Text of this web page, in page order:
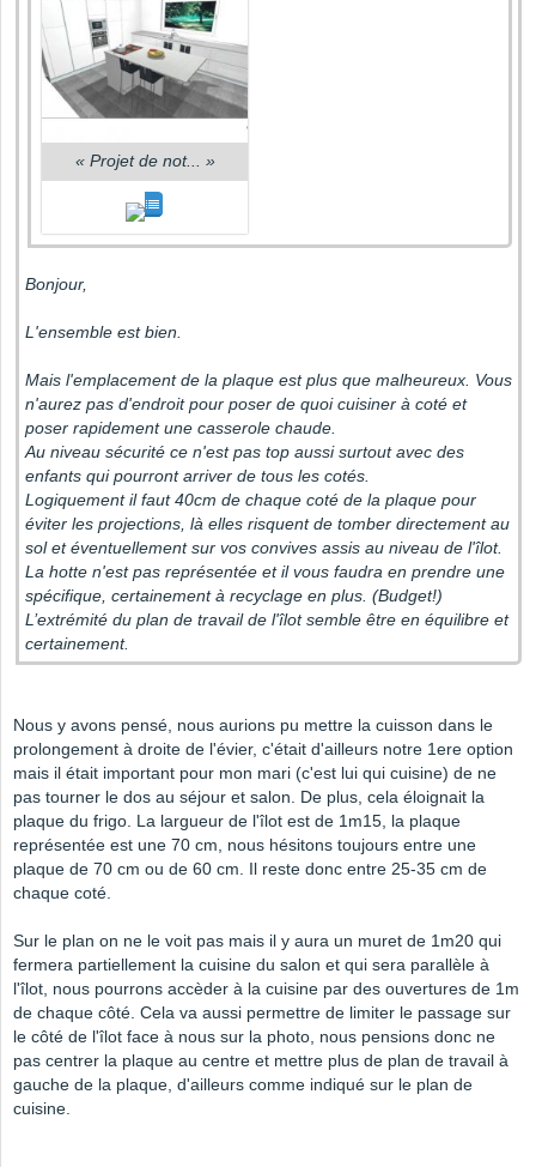
« Projet de not... »
Bonjour,
L'ensemble est bien.
Mais l'emplacement de la plaque est plus que malheureux. Vous
n'aurez pas d'endroit pour poser de quoi cuisiner à coté et
poser rapidement une casserole chaude.
Au niveau sécurité ce n'est pas top aussi surtout avec des
enfants qui pourront arriver de tous les cotés.
Logiquement il faut 40cm de chaque coté de la plaque pour
éviter les projections, là elles risquent de tomber directement au
sol et éventuellement sur vos convives assis au niveau de l'îlot.
La hotte n'est pas représentée et il vous faudra en prendre une
spécifique, certainement à recyclage en plus. (Budget!)
L’extrémité du plan de travail de l'îlot semble être en équilibre et
certainement.
Nous y avons pensé, nous aurions pu mettre la cuisson dans le
prolongement à droite de l'évier, c'était d'ailleurs notre 1ere option
mais il était important pour mon mari (c'est lui qui cuisine) de ne
pas tourner le dos au séjour et salon. De plus, cela éloignait la
plaque du frigo. La largueur de l'îlot est de 1m15, la plaque
représentée est une 70 cm, nous hésitons toujours entre une
plaque de 70 cm ou de 60 cm. Il reste donc entre 25-35 cm de
chaque coté.
Sur le plan on ne le voit pas mais il y aura un muret de 1m20 qui
fermera partiellement la cuisine du salon et qui sera parallèle à
l'îlot, nous pourrons accèder à la cuisine par des ouvertures de 1m
de chaque côté. Cela va aussi permettre de limiter le passage sur
le côté de l'îlot face à nous sur la photo, nous pensions donc ne
pas centrer la plaque au centre et mettre plus de plan de travail à
gauche de la plaque, d'ailleurs comme indiqué sur le plan de
cuisine.